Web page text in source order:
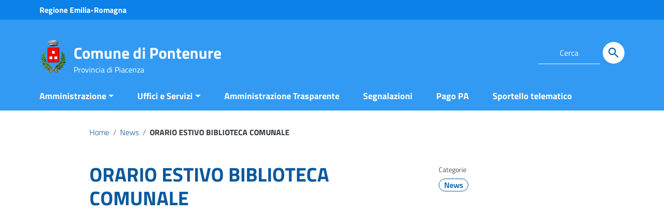
Vai ai contenuti
Vai al menu di navigazione
Regione Emilia-Romagna
Comune di Pontenure
Provincia di Piacenza
Amministrazione Uffici e Servizi Amministrazione Trasparente Segnalazioni Pago PA Sportello telematico
Home / News / ORARIO ESTIVO BIBLIOTECA COMUNALE
ORARIO ESTIVO BIBLIOTECA
COMUNALE
Categorie
News